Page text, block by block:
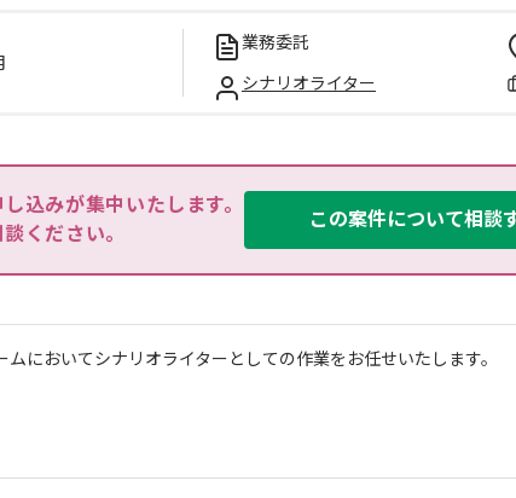
業務委託
シナリオライター
込みが集中いたします。
ください。
この案件について相談
においてシナリオライターとしての作業をお任せいたします。